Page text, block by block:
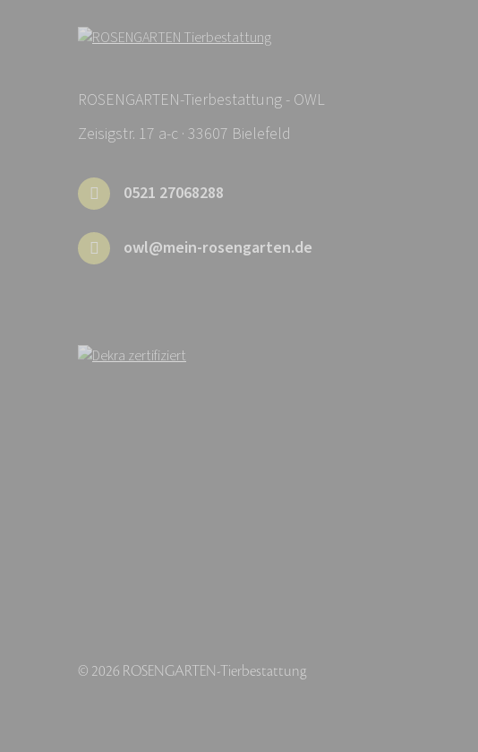
ROSENGARTEN-Tierbestattung - OWL
Zeisigstr. 17 a-c · 33607 Bielefeld
0521 27068288
owl@mein-rosengarten.de
© 2026 ROSENGARTEN-Tierbestattung